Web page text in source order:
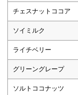
チェスナットココア
ソイミルク
ライチベリー
グリーングレープ
ソルトココナッツ